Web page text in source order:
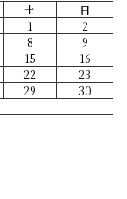
土 日
1
2
8
9
15
16
22
23
29
30